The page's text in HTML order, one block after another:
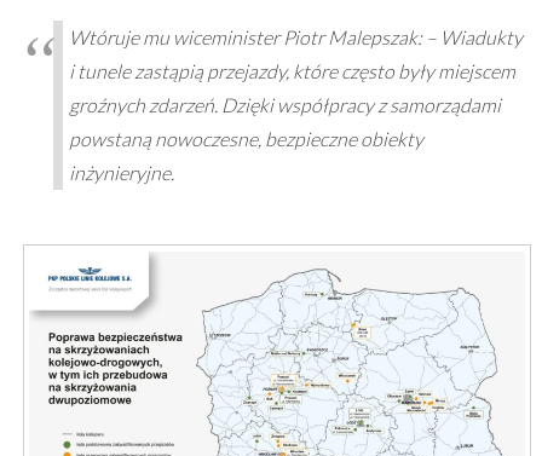
Wtóruje mu wiceminister Piotr Malepszak: – Wiadukty
i tunele zastąpią przejazdy, które często były miejscem
groźnych zdarzeń. Dzięki współpracy z samorządami
powstaną nowoczesne, bezpieczne obiekty
inżynieryjne.